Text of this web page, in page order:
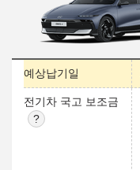
예상납기일
전기차 국고 보조금